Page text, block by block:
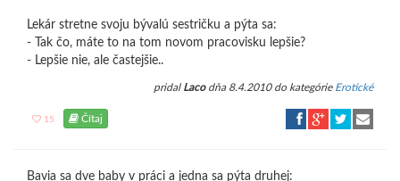
Lekár stretne svoju bývalú sestričku a pýta sa:
- Tak čo, máte to na tom novom pracovisku lepšie?
- Lepšie nie, ale častejšie..
pridal Lacodňa 8.4.2010 do kategórie Erotické
15 Čítaj
Bavia sa dve baby v práci a jedna sa pýta druhej: